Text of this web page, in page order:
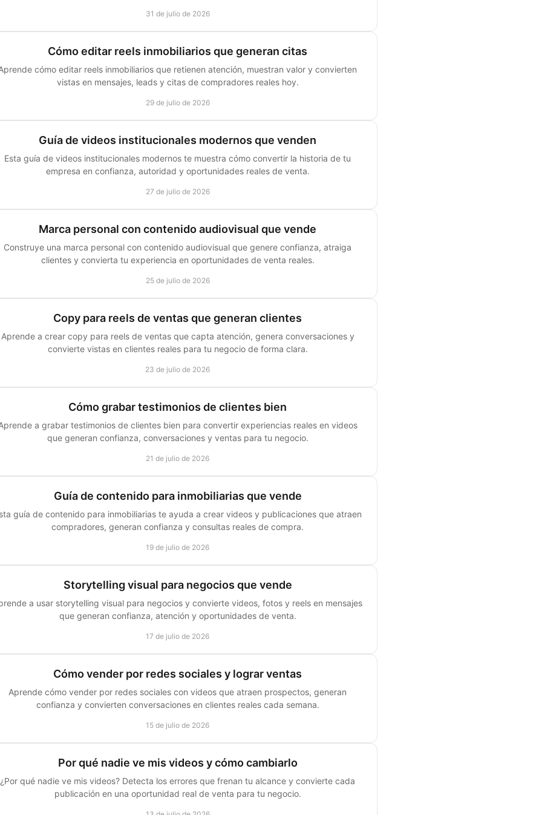
31 de julio de 2026
Cómo editar reels inmobiliarios que generan citas
cómo editar reels inmobiliarios que retienen atención, muestran valor y convierten
vistas en mensajes, leads y citas de compradores reales hoy.
29 de julio de 2026
Guía de videos institucionales modernos que venden
Esta guía de videos institucionales modernos te muestra cómo convertir la historia de tu
empresa en confianza, autoridad y oportunidades reales de venta.
27 de julio de 2026
Marca personal con contenido audiovisual que vende
Construye una marca personal con contenido audiovisual que genere confianza, atraiga
clientes y convierta tu experiencia en oportunidades de venta reales.
25 de julio de 2026
Copy para reels de ventas que generan clientes
Aprende a crear copy para reels de ventas que capta atención, genera conversaciones y
convierte vistas en clientes reales para tu negocio de forma clara.
23 de julio de 2026
Cómo grabar testimonios de clientes bien
a grabar testimonios de clientes bien para convertir experiencias reales en videos
que generan confianza, conversaciones y ventas para tu negocio.
21 de julio de 2026
Guía de contenido para inmobiliarias que vende
guía de contenido para inmobiliarias te ayuda a crear videos y publicaciones que atraen
compradores, generan confianza y consultas reales de compra.
19 de julio de 2026
Storytelling visual para negocios que vende
a usar storytelling visual para negocios y convierte videos, fotos y reels en mensajes
que generan confianza, atención y oportunidades de venta.
17 de julio de 2026
Cómo vender por redes sociales y lograr ventas
Aprende cómo vender por redes sociales con videos que atraen prospectos, generan
confianza y convierten conversaciones en clientes reales cada semana.
15 de julio de 2026
Por qué nadie ve mis videos y cómo cambiarlo
¿Por qué nadie ve mis videos? Detecta los errores que frenan tu alcance y convierte cada
publicación en una oportunidad real de venta para tu negocio.